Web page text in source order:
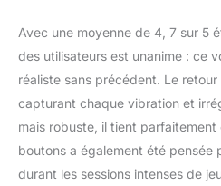
TM
une
de
Avec une moyenne de 4, 7 sur 5
des utilisateurs est unanime : ce
réaliste sans précédent. Le
capturant chaque vibration et
mais robuste, il tient
boutons a également été pensée
durant les sessions intenses de